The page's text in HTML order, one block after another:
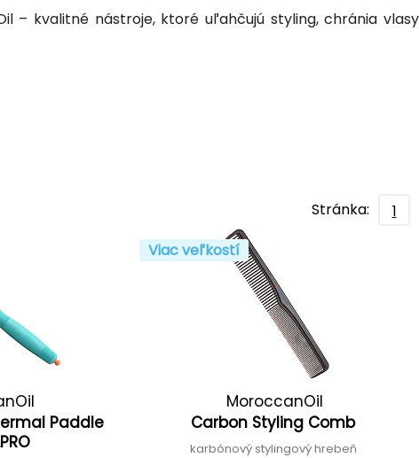
– kvalitné nástroje, ktoré uľahčujú styling, chránia vlasy
Stránka:
1
Paddle
Viac veľkostí
MoroccanOil
Carbon Styling Comb
karbónový stylingový hrebeň